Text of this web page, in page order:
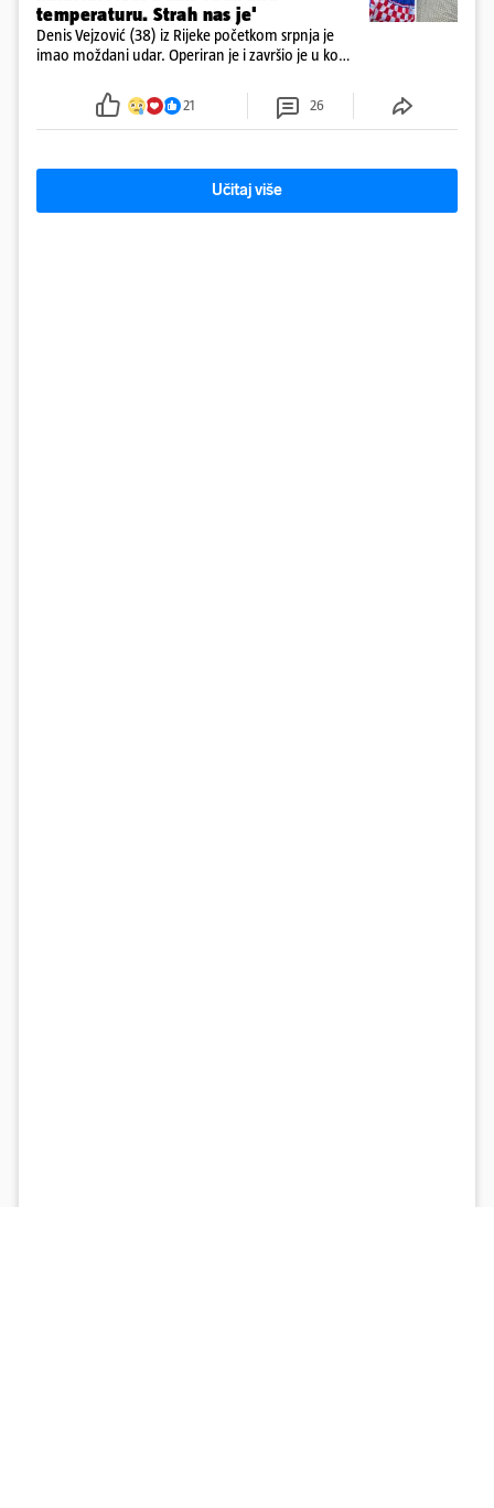
temperaturu. Strah nas je'
Denis Vejzović (38) iz Rijeke početkom srpnja je
imao moždani udar. Operiran je i završio je u komi.
tamošnji liječnici ne vjeruju u oporavak: 'Imamo
21 26
Učitaj više